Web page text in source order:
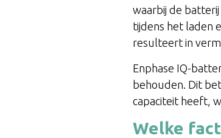
waarbij de
tijdens het laden
resulteert in
Enphase IQ-
behouden. Dit
capaciteit heeft,
Welke